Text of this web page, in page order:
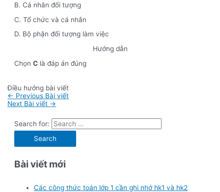
B. Cá nhân đối tượng
C. Tổ chức và cá nhân
D. Bộ phận đối tượng làm việc
Hướng dẫn
ChọnC là đáp án đúng
Điều hướng bài viết
← Previous Bài viết
Next Bài viết →
Search for:
Bài viết mới
Các công thức toán lớp 1 cần ghi nhớ hk1 và hk2